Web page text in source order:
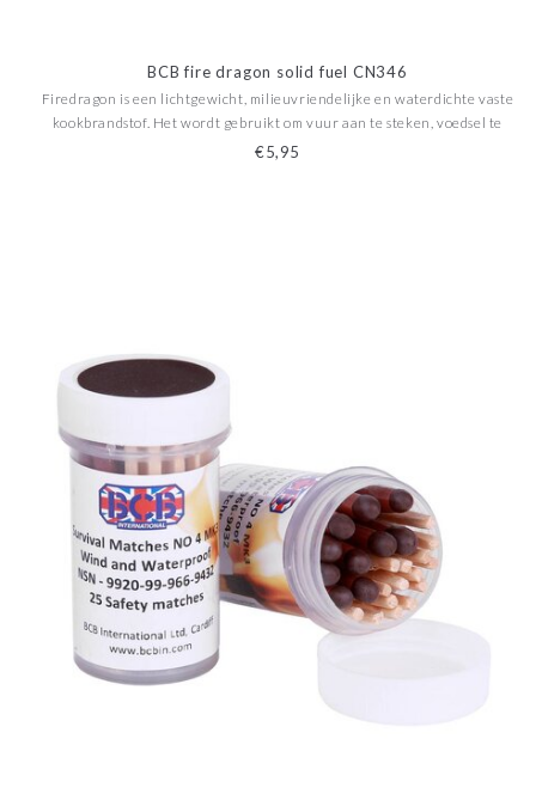
BCB fire dragon solid fuel CN346
Firedragon is een lichtgewicht, milieuvriendelijke en waterdichte vaste
kookbrandstof. Het wordt gebruikt om vuur aan te steken, voedsel te
koken en water te koken in alle weersomstandigheden. De fire dragon
€5,95